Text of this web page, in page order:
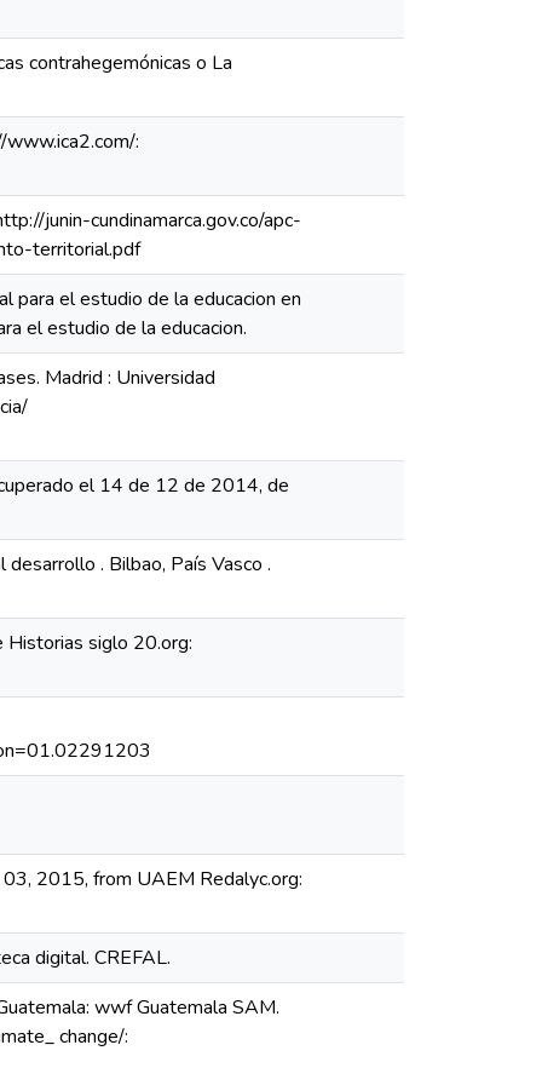
contrahegemónicas o La
:
junin-cundinamarca.gov.co/apc-
territorial.pdf
para el estudio de la educacion en
el estudio de la educacion.
Madrid : Universidad
el 14 de 12 de 2014, de
. Bilbao, País Vasco .
Historias siglo 20.org:
2015, from UAEM Redalyc.org:
digital. CREFAL.
wwf Guatemala SAM.
change/: